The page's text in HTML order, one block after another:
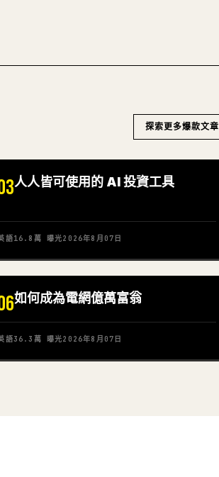
探索更多爆款文章
人人皆可使用的 AI 投資工具
語16.8萬 曝光2026年8月07日
如何成為電網億萬富翁
語36.3萬 曝光2026年8月07日